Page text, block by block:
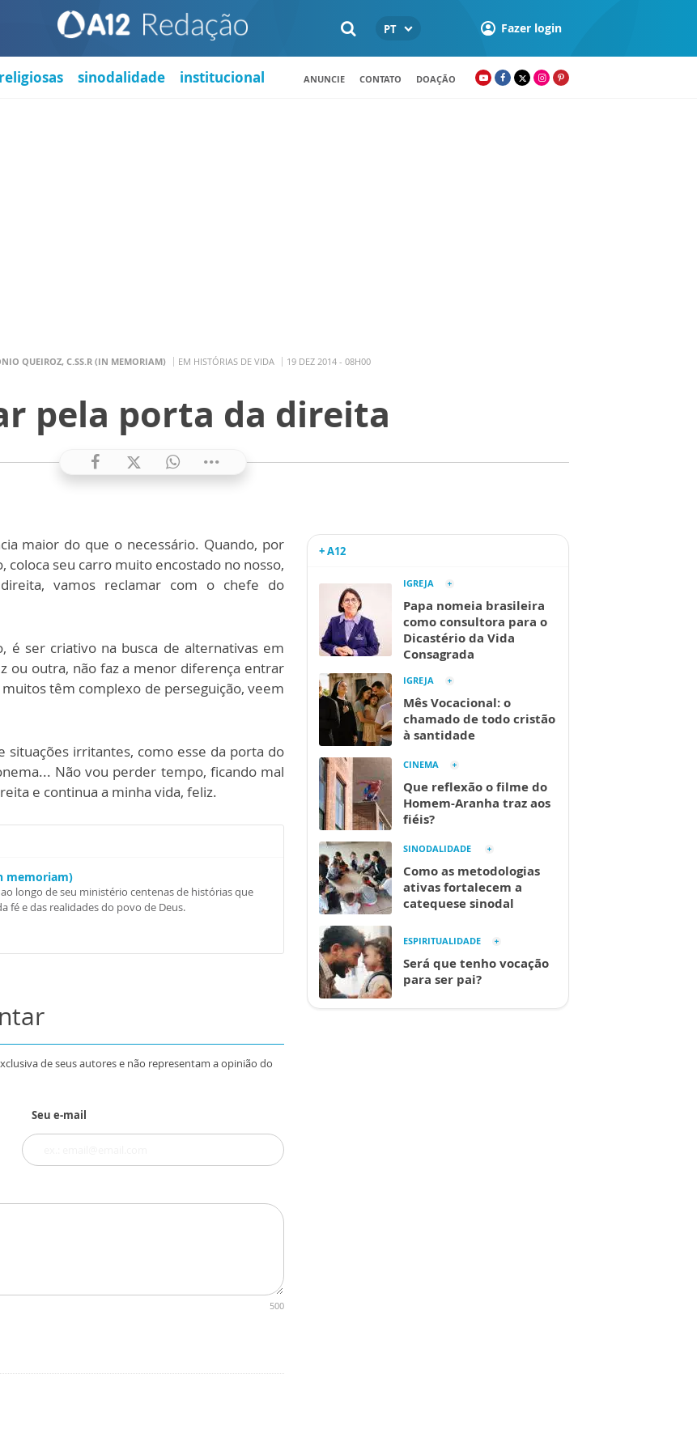
PT Fazer login
sinodalidade institucional ANUNCIE CONTATO DOAÇÃO
QUEIROZ, C.SS.R (IN MEMORIAM) EM HISTÓRIAS DE VIDA 19 DEZ 2014 - 08H00
pela porta da direita
maior do que o necessário. Quando, por
seu carro muito encostado no nosso,
vamos reclamar com o chefe do
é ser criativo na busca de alternativas em
ou outra, não faz a menor diferença entrar
têm complexo de perseguição, veem
situações irritantes, como esse da porta do
Não vou perder tempo, ficando mal
e continua a minha vida, feliz.
memoriam)
longo de seu ministério centenas de histórias que
fé e das realidades do povo de Deus.
de seus autores e não representam a opinião do
Seu e-mail
500
+ A12
IGREJA
Papa nomeia brasileira
como consultora para o
Dicastério da Vida
Consagrada
IGREJA
Mês Vocacional: o
chamado de todo cristão
à santidade
CINEMA
Que reflexão o filme do
Homem-Aranha traz aos
fiéis?
SINODALIDADE
Como as metodologias
ativas fortalecem a
catequese sinodal
ESPIRITUALIDADE
Será que tenho vocação
para ser pai?